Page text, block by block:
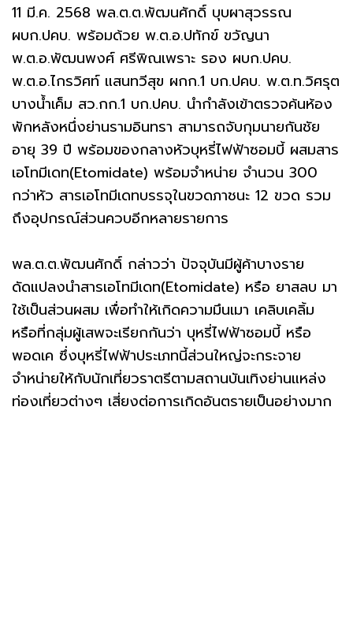
11 มี.ค. 2568 พล.ต.ต.พัฒนศักดิ์ บุบผาสุวรรณ
ผบก.ปคบ. พร้อมด้วย พ.ต.อ.ปทักข์ ขวัญนา
พ.ต.อ.พัฒนพงศ์ ศรีพิณเพราะ รอง ผบก.ปคบ.
พ.ต.อ.ไกรวิศท์ แสนทวีสุข ผกก.1 บก.ปคบ. พ.ต.ท.วิศรุต​
บาง​น้ำเค็ม​ สว.กก.1 บก.ปคบ. นำกำลังเข้าตรวจค้นห้อง
พักหลังหนึ่งย่านรามอินทรา สามารถจับกุมนายกันชัย
อายุ 39 ปี พร้อมของกลางหัวบุหรี่ไฟฟ้าซอมบี้ ผสมสาร
เอโทมีเดท(Etomidate) พร้อมจำหน่าย จำนวน 300
กว่าหัว สารเอโทมีเดทบรรจุในขวดภาชนะ 12 ขวด รวม
ถึงอุปกรณ์ส่วนควบอีกหลายรายการ
พล.ต.ต.พัฒนศักดิ์ กล่าวว่า ปัจจุบันมีผู้ค้าบางราย
ดัดแปลงนำสารเอโทมีเดท(Etomidate) หรือ ยาสลบ มา
ใช้เป็นส่วนผสม เพื่อทำให้เกิดความมึนเมา เคลิบเคลิ้ม
หรือที่กลุ่มผู้เสพจะเรียกกันว่า บุหรี่ไฟฟ้าซอมบี้ หรือ
พอดเค ซึ่งบุหรี่ไฟฟ้าประเภทนี้ส่วนใหญ่จะกระจาย
จำหน่ายให้กับนักเที่ยวราตรีตามสถานบันเทิงย่านแหล่ง
ท่องเที่ยวต่างๆ เสี่ยงต่อการเกิดอันตรายเป็นอย่างมาก